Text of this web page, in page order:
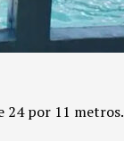
24 por 11 metros.